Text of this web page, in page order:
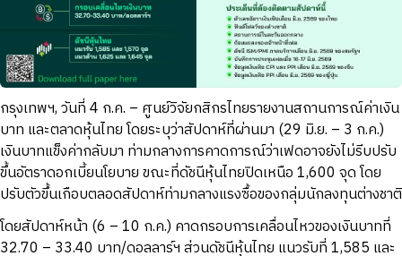
กรุงเทพฯ, วันที่ 4 ก.ค. – ศูนย์วิจัยกสิกรไทยรายงานสถานการณ์ค่าเงิน
บาท และตลาดหุ้นไทย โดยระบุว่าสัปดาห์ที่ผ่านมา (29 มิ.ย. – 3 ก.ค.)
เงินบาทแข็งค่ากลับมา ท่ามกลางการคาดการณ์ว่าเฟดอาจยังไม่รีบปรับ
ขึ้นอัตราดอกเบี้ยนโยบาย ขณะที่ดัชนีหุ้นไทยปิดเหนือ 1,600 จุด โดย
ปรับตัวขึ้นเกือบตลอดสัปดาห์ท่ามกลางแรงซื้อของกลุ่มนักลงทุนต่างชาติ
โดยสัปดาห์หน้า (6 – 10 ก.ค.) คาดกรอบการเคลื่อนไหวของเงินบาทที่
32.70 – 33.40 บาท/ดอลลาร์ฯ ส่วนดัชนีหุ้นไทย แนวรับที่ 1,585 และ